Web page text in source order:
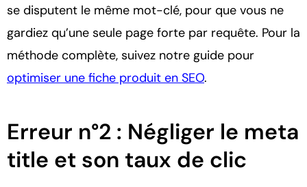
se disputent le même mot-clé, pour que vous ne
gardiez qu’une seule page forte par requête. Pour la
méthode complète, suivez notre guide pour
optimiser une fiche produit en SEO.
Erreur n°2 : Négliger le meta
title et son taux de clic